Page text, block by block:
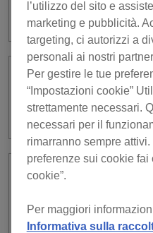
all’apparecchiatura
Come si fa ad
all’apparecchiatura
QR?
Come si fa ad
apparecchiatura DJ?
l’utilizzo del sito e
marketing e pubblicità.
targeting, ci autorizzi a
personali ai nostri
Per gestire le tue
“Impostazioni cookie”
strettamente necessari.
necessari per il
rimarranno sempre
preferenze sui cookie fai
cookie”.
Per maggiori
Informativa sulla